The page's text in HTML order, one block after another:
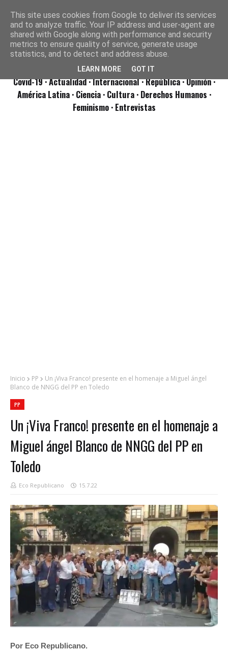
Covid-19· Actualidad· Internacional· República· Opinión·
América Latina · Ciencia · Cultura · Derechos Humanos ·
Feminismo · Entrevistas
Inicio PP
Un ¡Viva Franco! presente en el homenaje a Miguel ángel
Blanco de NNGG del PP en Toledo
PP
Un ¡Viva Franco! presente en el homenaje a
Miguel ángel Blanco de NNGG del PP en
Toledo
Eco Republicano 15.7.22
Por Eco Republicano.
This site uses cookies from Google to deliver its services
and to analyze traffic. Your IP address and user-agent are
shared with Google along with performance and security
metrics to ensure quality of service, generate usage
statistics, and to detect and address abuse.
LEARN MORE GOT IT